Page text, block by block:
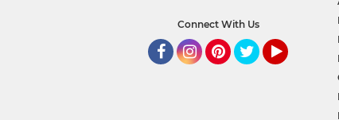
Connect With Us